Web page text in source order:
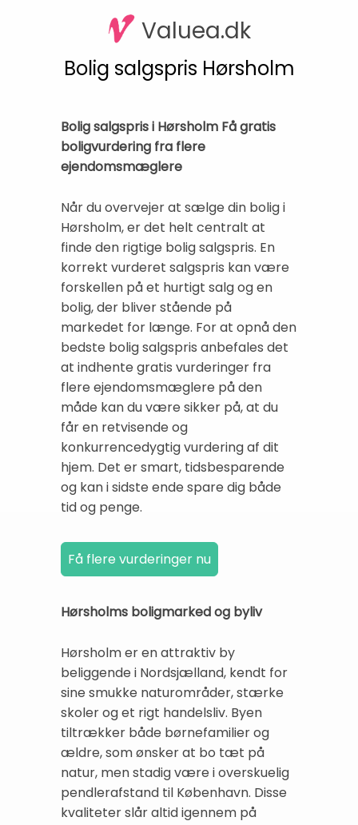
Valuea.dk
Bolig salgspris Hørsholm
Bolig salgspris i Hørsholm Få gratis
boligvurdering fra flere
ejendomsmæglere
Når du overvejer at sælge din bolig i
Hørsholm, er det helt centralt at
finde den rigtige bolig salgspris. En
korrekt vurderet salgspris kan være
forskellen på et hurtigt salg og en
bolig, der bliver stående på
markedet for længe. For at opnå den
bedste bolig salgspris anbefales det
at indhente gratis vurderinger fra
flere ejendomsmæglere på den
måde kan du være sikker på, at du
får en retvisende og
konkurrencedygtig vurdering af dit
hjem. Det er smart, tidsbesparende
og kan i sidste ende spare dig både
tid og penge.
Hørsholms boligmarked og byliv
Hørsholm er en attraktiv by
beliggende i Nordsjælland, kendt for
sine smukke naturområder, stærke
skoler og et rigt handelsliv. Byen
tiltrækker både børnefamilier og
ældre, som ønsker at bo tæt på
natur, men stadig være i overskuelig
pendlerafstand til København. Disse
kvaliteter slår altid igennem på